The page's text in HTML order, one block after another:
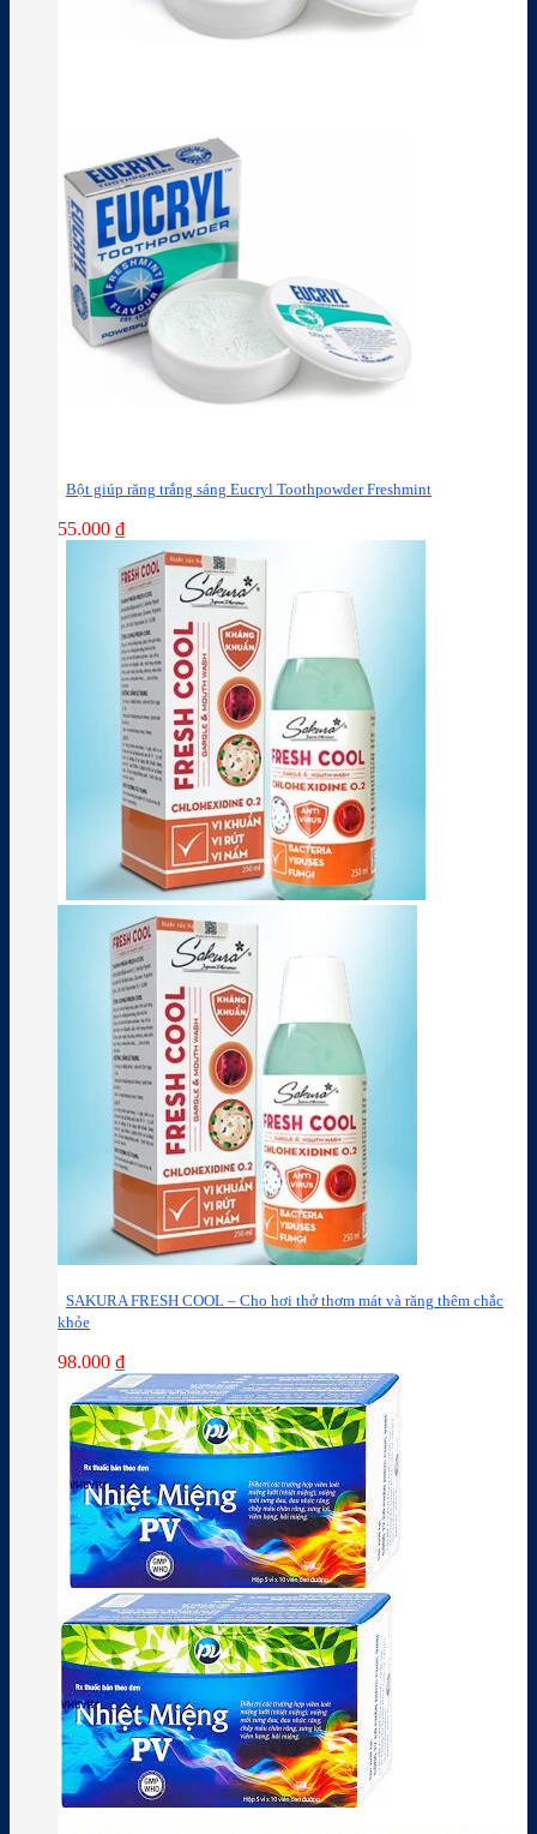
Bột giúp răng trắng sáng Eucryl Toothpowder Freshmint
55.000 ₫
SAKURA FRESH COOL – Cho hơi thở thơm mát và răng thêm chắc
khỏe
98.000 ₫